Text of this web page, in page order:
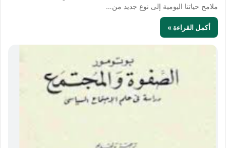
ملامح حياتنا اليومية إلى نوع جديد من…
أكمل القراءة »